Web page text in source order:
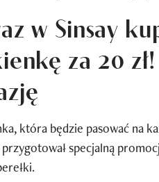
w Sinsay
za 20
która będzie pasować na
przygotował specjalną